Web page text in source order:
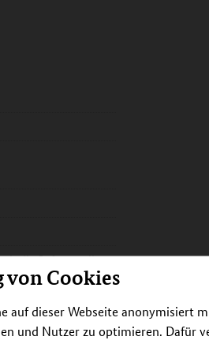
von Cookies
auf dieser Webseite anonymisiert
und Nutzer zu optimieren. Dafür
Informatik